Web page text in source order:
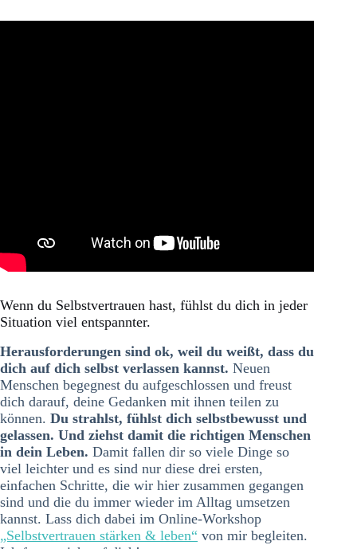
Wenn du Selbstvertrauen hast, fühlst du dich in jeder
Situation viel entspannter.
Herausforderungen sind ok, weil du weißt, dass du
dich auf dich selbst verlassen kannst. Neuen
Menschen begegnest du aufgeschlossen und freust
dich darauf, deine Gedanken mit ihnen teilen zu
können. Du strahlst, fühlst dich selbstbewusst und
gelassen. Und ziehst damit die richtigen Menschen
in dein Leben. Damit fallen dir so viele Dinge so
viel leichter und es sind nur diese drei ersten,
einfachen Schritte, die wir hier zusammen gegangen
sind und die du immer wieder im Alltag umsetzen
kannst. Lass dich dabei im Online-Workshop
„Selbstvertrauen stärken & leben“ von mir begleiten.